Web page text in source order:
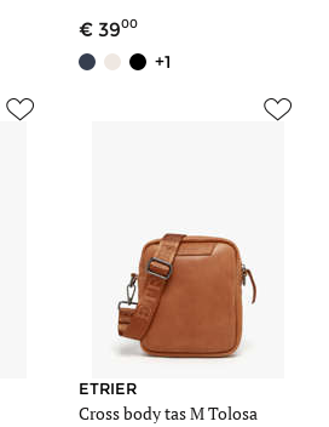
3900
+1
ETRIER
Cross body tas M Tolosa